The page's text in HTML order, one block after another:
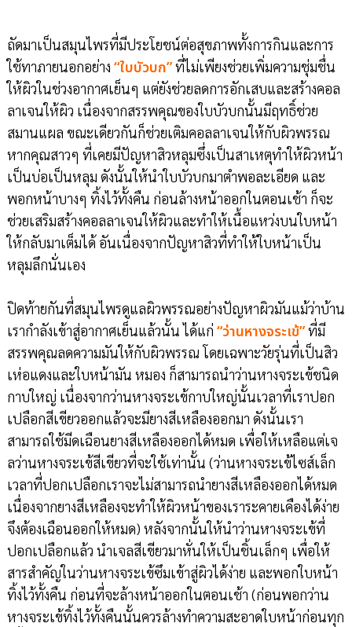
ถัดมาเป็นสมุนไพรที่มีประโยชน์ต่อสุขภาพทั้งการกินและการ
ใช้ทาภายนอกอย่าง “ใบบัวบก”ที่ไม่เพียงช่วยเพิ่มความชุ่มชื่น
ให้ผิวในช่วงอากาศเย็นๆ แต่ยังช่วยลดการอักเสบและสร้างคอล
ลาเจนให้ผิว เนื่องจากสรรพคุณของใบบัวบกนั้นมีฤทธิ์ช่วย
สมานแผล ขณะเดียวกันก็ช่วยเติมคอลลาเจนให้กับผิวพรรณ
หากคุณสาวๆ ที่เคยมีปัญหาสิวหลุมซึ่งเป็นสาเหตุทำให้ผิวหน้า
เป็นบ่อเป็นหลุม ดังนั้นให้นำใบบัวบกมาตำพอละเอียด และ
พอกหน้าบางๆ ทิ้งไว้ทั้งคืน ก่อนล้างหน้าออกในตอนเช้า ก็จะ
ช่วยเสริมสร้างคอลลาเจนให้ผิวและทำให้เนื้อแหว่งบนใบหน้า
ให้กลับมาเต็มได้ อันเนื่องจากปัญหาสิวที่ทำให้ใบหน้าเป็น
หลุมลึกนั่นเอง
ปิดท้ายกันที่สมุนไพรดูแลผิวพรรณอย่างปัญหาผิวมันแม้ว่าบ้าน
เรากำลังเข้าสู่อากาศเย็นแล้วนั้น ได้แก่ “ว่านหางจระเข้”ที่มี
สรรพคุณลดความมันให้กับผิวพรรณ โดยเฉพาะวัยรุ่นที่เป็นสิว
เห่อแดงและใบหน้ามัน หมอง ก็สามารถนำว่านหางจระเข้ชนิด
กาบใหญ่ เนื่องจากว่านหางจระเข้กาบใหญ่นั้นเวลาที่เราปอก
เปลือกสีเขียวออกแล้วจะมียางสีเหลืองออกมา ดังนั้นเรา
สามารถใช้มีดเฉือนยางสีเหลืองออกได้หมด เพื่อให้เหลือแต่เจ
ลว่านหางจระเข้สีเขียวที่จะใช้เท่านั้น (ว่านหางจระเข้ไซส์เล็ก
เวลาที่ปอกเปลือกเราจะไม่สามารถนำยางสีเหลืองออกได้หมด
เนื่องจากยางสีเหลืองจะทำให้ผิวหน้าของเราระคายเคืองได้ง่าย
จึงต้องเฉือนออกให้หมด) หลังจากนั้นให้นำว่านหางจระเข้ที่
ปอกเปลือกแล้ว นำเจลสีเขียวมาหั่นให้เป็นชิ้นเล็กๆ เพื่อให้
สารสำคัญในว่านหางจระเข้ซึมเข้าสู่ผิวได้ง่าย และพอกใบหน้า
ทิ้งไว้ทั้งคืน ก่อนที่จะล้างหน้าออกในตอนเช้า (ก่อนพอกว่าน
หางจระเข้ทิ้งไว้ทั้งคืนนั้นควรล้างทำความสะอาดใบหน้าก่อนทุก